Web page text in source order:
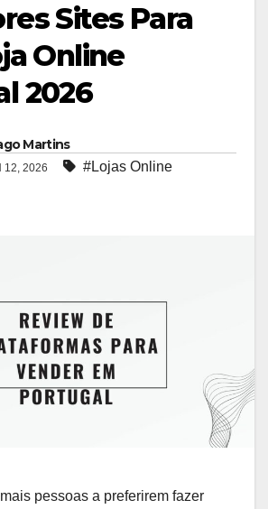
Sites Para
Online
2026
Martins
12, 2026 #Lojas Online
pessoas a preferirem fazer